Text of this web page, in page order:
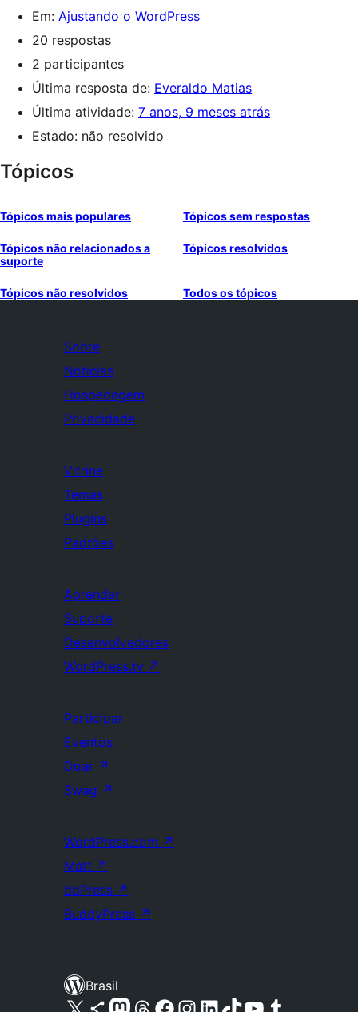
Em: Ajustando o WordPress
20 respostas
2 participantes
Última resposta de: Everaldo Matias
Última atividade: 7 anos, 9 meses atrás
Estado: não resolvido
Tópicos
Tópicos mais populares Tópicos sem respostas
Tópicos não relacionados a
suporte
Tópicos resolvidos
Tópicos não resolvidos Todos os tópicos
Sobre
Notícias
Hospedagem
Privacidade
Vitrine
Temas
Plugins
Padrões
Aprender
Suporte
Desenvolvedores
WordPress.tv ↗
Participar
Eventos
Doar ↗
Swag ↗
WordPress.com ↗
Matt ↗
bbPress ↗
BuddyPress ↗
Brasil